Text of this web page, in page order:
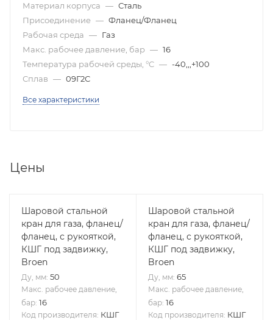
Материал корпуса — Сталь
Присоединение — Фланец/Фланец
Рабочая среда — Газ
Макс. рабочее давление, бар — 16
Температура рабочей среды, °C — -40,,,+100
Сплав — 09Г2С
Все характеристики
Цены
Шаровой стальной
кран для газа, фланец/
фланец, с рукояткой,
КШГ под задвижку,
Broen
Ду, мм: 50
Макс. рабочее давление,
бар: 16
Код производителя: КШГ
Шаровой стальной
кран для газа, фланец/
фланец, с рукояткой,
КШГ под задвижку,
Broen
Ду, мм: 65
Макс. рабочее давление,
бар: 16
Код производителя: КШГ